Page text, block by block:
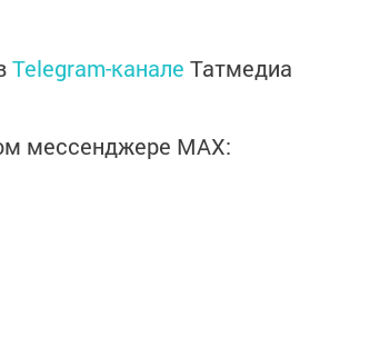
Telegram-канале Татмедиа
мессенджере MАХ: